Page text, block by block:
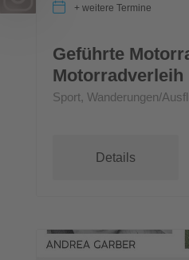
+ weitere Termine
Geführte
Motorradverleih
Sport, Wanderungen/
Details